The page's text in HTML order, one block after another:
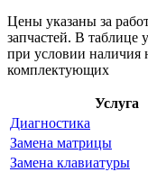
Цены указаны за
запчастей. В таблице
при условии наличия
комплектующих
Услуга
Диагностика
Замена матрицы
Замена клавиатуры